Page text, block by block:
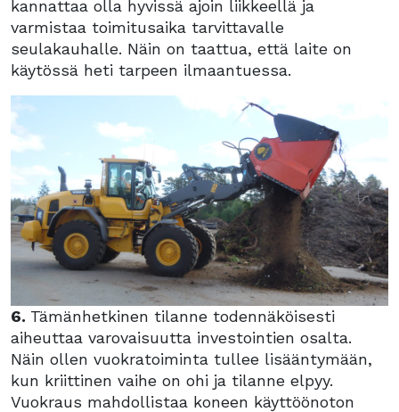
kannattaa olla hyvissä ajoin liikkeellä ja
varmistaa toimitusaika tarvittavalle
seulakauhalle. Näin on taattua, että laite on
käytössä heti tarpeen ilmaantuessa.
6. Tämänhetkinen tilanne todennäköisesti
aiheuttaa varovaisuutta investointien osalta.
Näin ollen vuokratoiminta tullee lisääntymään,
kun kriittinen vaihe on ohi ja tilanne elpyy.
Vuokraus mahdollistaa koneen käyttöönoton